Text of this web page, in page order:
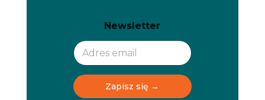
e
w
s
e
t
e
w
s
e
t
Newsletter
Zapisz się →